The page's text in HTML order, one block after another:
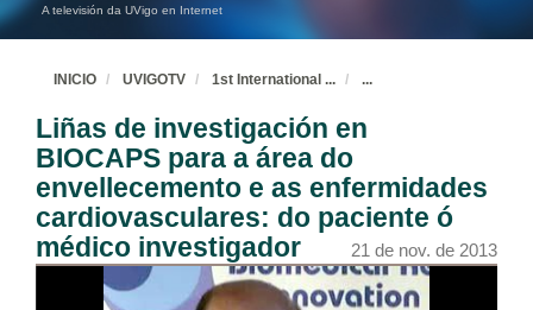
A televisión da UVigo en Internet
INICIO UVIGOTV 1st International ... ...
Liñas de investigación en
BIOCAPS para a área do
envellecemento e as enfermidades
cardiovasculares: do paciente ó
médico investigador
21 de nov. de 2013